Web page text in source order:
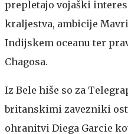
prepletajo vojaški
kraljestva, ambicije
Indijskem oceanu ter
Chagosa.
Iz Bele hiše so za
britanskimi zavezniki
ohranitvi Diega Garcie